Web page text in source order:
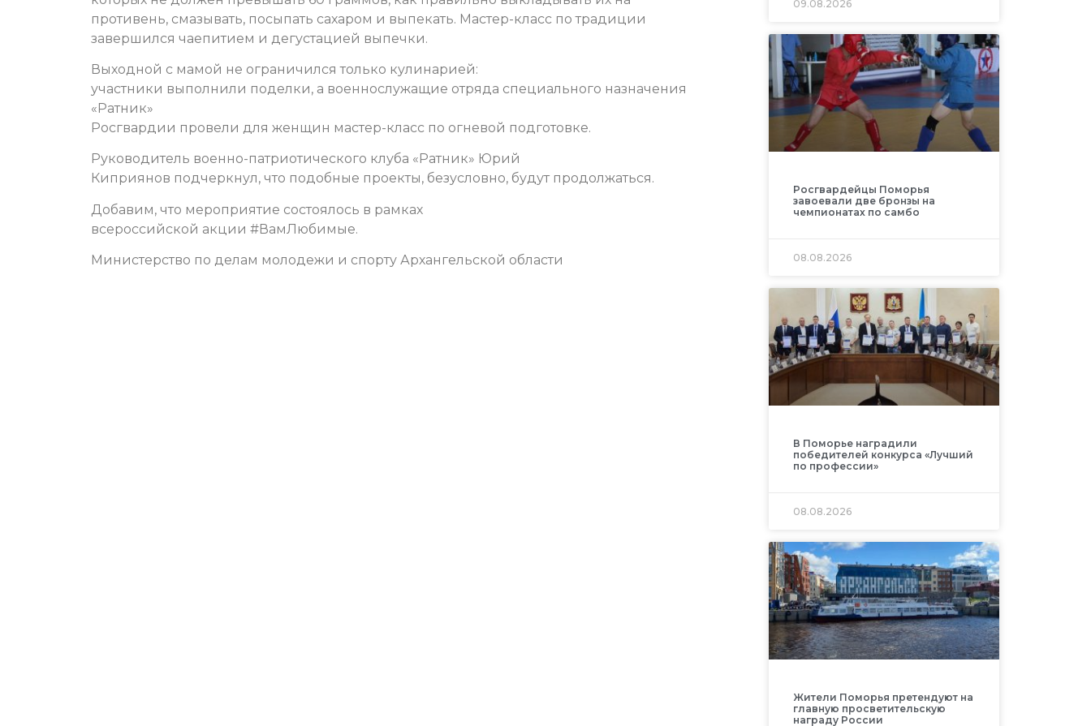
противень, смазывать, посыпать сахаром и выпекать. Мастер-класс по традиции
завершился чаепитием и дегустацией выпечки.
Выходной с мамой не ограничился только кулинарией:
участники выполнили поделки, а военнослужащие отряда специального назначения
«Ратник»
Росгвардии провели для женщин мастер-класс по огневой подготовке.
Руководитель военно-патриотического клуба «Ратник» Юрий
Киприянов подчеркнул, что подобные проекты, безусловно, будут продолжаться.
Добавим, что мероприятие состоялось в рамках
всероссийской акции #ВамЛюбимые.
Министерство по делам молодежи и спорту Архангельской области
09.08.2026
Росгвардейцы Поморья
завоевали две бронзы на
чемпионатах по самбо
08.08.2026
В Поморье наградили
победителей конкурса «Лучший
по профессии»
08.08.2026
Жители Поморья претендуют на
главную просветительскую
награду России